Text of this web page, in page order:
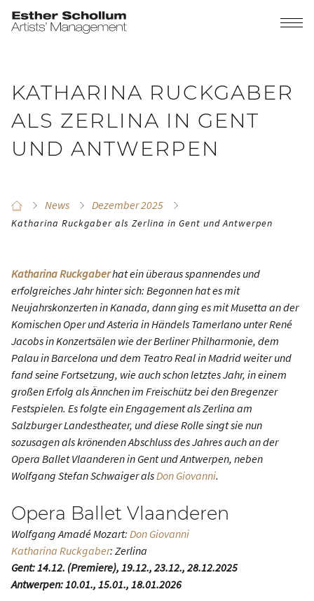
KATHARINA RUCKGABER
ALS ZERLINA IN GENT
UND ANTWERPEN
News Dezember 2025
Katharina Ruckgaber als Zerlina in Gent und Antwerpen
Katharina Ruckgaberhat ein überaus spannendes und
erfolgreiches Jahr hinter sich: Begonnen hat es mit
Neujahrskonzerten in Kanada, dann ging es mit Musetta an der
Komischen Oper und Asteria in Händels Tamerlano unter René
Jacobs in Konzertsälen wie der Berliner Philharmonie, dem
Palau in Barcelona und dem Teatro Real in Madrid weiter und
fand seine Fortsetzung, wie auch schon letztes Jahr, in einem
großen Erfolg als Ännchen im Freischützbei den Bregenzer
Festspielen. Es folgte ein Engagement als Zerlina am
Salzburger Landestheater, und diese Rolle singt sie nun
sozusagen als krönenden Abschluss des Jahres auch an der
Opera Ballet Vlaanderen in Gent und Antwerpen, neben
Wolfgang Stefan Schwaiger alsDon Giovanni.
Opera Ballet Vlaanderen
Wolfgang Amadé Mozart: Don Giovanni
Katharina Ruckgaber: Zerlina
Gent: 14.12. (Premiere), 19.12., 23.12., 28.12.2025
Antwerpen: 10.01., 15.01., 18.01.2026